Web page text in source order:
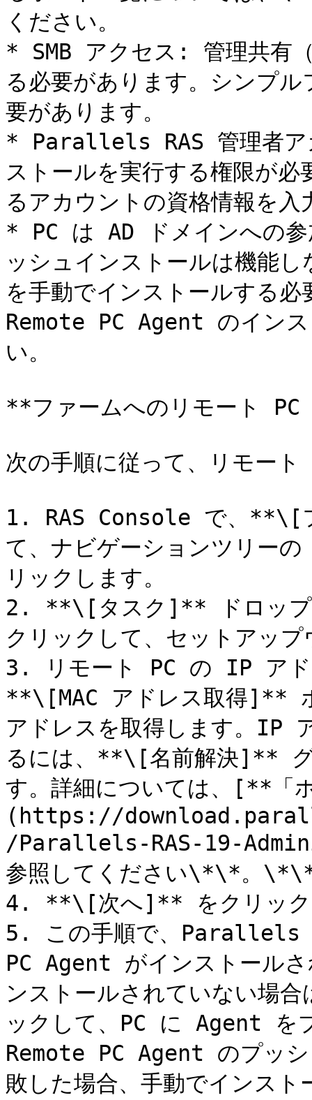
ください。
* SMB アクセス: 管理共
る必要があります。シンプ
要があります。
* Parallels RAS 管理者ア
ストールを実行する権限が
るアカウントの資格情報を
* PC は AD ドメインへの参
ッシュインストールは機能
を手動でインストールする
Remote PC Agent のイン
い。
**ファームへのリモート
次の手順に従って、リモー
1. RAS Console で、**\[
て、ナビゲーションツリ
リックします。
2. **\[タスク]** ドロッ
クリックして、セットアッ
3. リモート PC の IP アド
**\[MAC アドレス取得]**
アドレスを取得します。IP
るには、**\[名前解決]** グ
す。詳細については、[**「
(https://
/Parallels-RAS-19-
参照してください\*\*。
4. **\[次へ]** をクリック
5. この手順で、Parallels
PC Agent がインストール
ンストールされていない
ックして、PC に Agent を
Remote PC Agent のプッシ
敗した場合、手動でインス